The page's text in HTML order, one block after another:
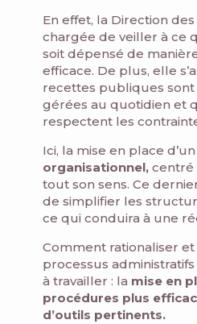
En effet, la Direction
chargée de veiller à ce
soit dépensé de
efficace. De plus, elle
recettes publiques
gérées au quotidien et
respectent les
Ici, la mise en place d’un
organisationnel, centré
tout son sens. Ce
de simplifier les
ce qui conduira à une
Comment rationaliser
processus
à travailler : la mise en
procédures plus
d’outils pertinents.